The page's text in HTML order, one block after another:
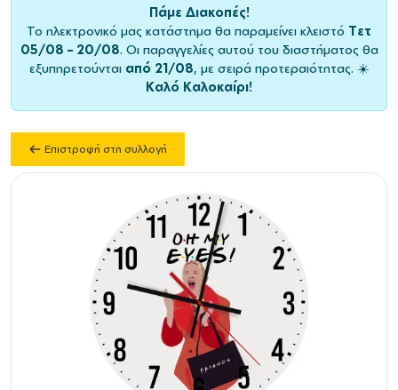
Πάμε Διακοπές!
Το ηλεκτρονικό μας κατάστημα θα παραμείνει κλειστό Τετ
05/08 – 20/08. Οι παραγγελίες αυτού του διαστήματος θα
εξυπηρετούνται από 21/08, με σειρά προτεραιότητας. ☀️
Καλό Καλοκαίρι!
Επιστροφή στη συλλογή